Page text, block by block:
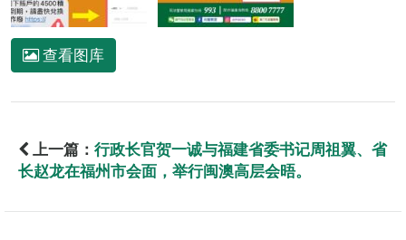
查看图库
上一篇： 行政长官贺一诚与福建省委书记周祖翼、省
长赵龙在福州市会面，举行闽澳高层会晤。